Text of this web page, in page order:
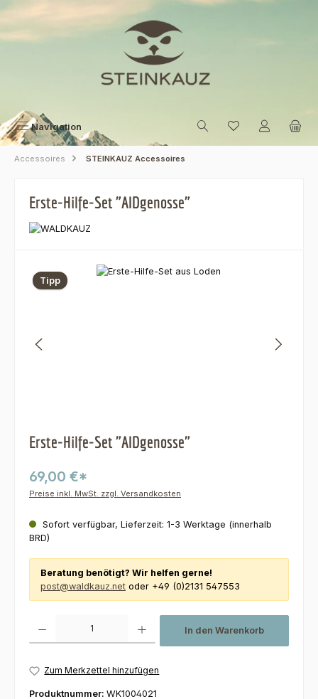
Zum Hauptinhalt springen
Navigation
Accessoires STEINKAUZ Accessoires
Erste-Hilfe-Set "AIDgenosse"
Bildergalerie überspringen
Tipp
Erste-Hilfe-Set "AIDgenosse"
69,00 €*
Preise inkl. MwSt. zzgl. Versandkosten
Sofort verfügbar, Lieferzeit: 1-3 Werktage (innerhalb
BRD)
Beratung benötigt? Wir helfen gerne!
post@waldkauz.net oder +49 (0)2131 547553
In den Warenkorb
Zum Merkzettel hinzufügen
Produktnummer: WK1004021